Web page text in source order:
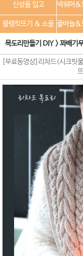
신상품 입고 넥워머&
블랭킷뜨기 & 소품 줄바늘&
목도리만들기 DIY >꽈배기
[무료동영상]리차드(시크릿